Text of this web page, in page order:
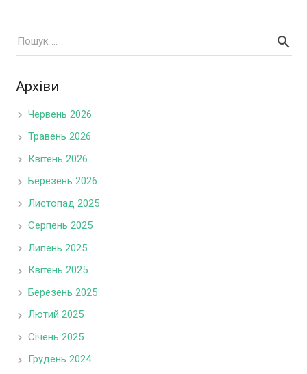
Архіви
Червень 2026
Травень 2026
Квітень 2026
Березень 2026
Листопад 2025
Серпень 2025
Липень 2025
Квітень 2025
Березень 2025
Лютий 2025
Січень 2025
Грудень 2024